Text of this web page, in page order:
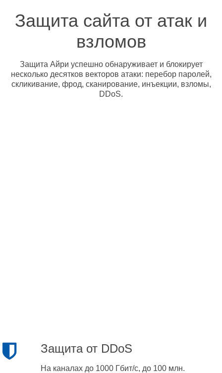
Защита сайта от атак и
взломов
Защита Айри успешно обнаруживает и блокирует
несколько десятков векторов атаки: перебор паролей,
скликивание, фрод, сканирование, инъекции, взломы,
DDoS.
Защита от DDoS
На каналах до 1000 Гбит/с, до 100 млн.